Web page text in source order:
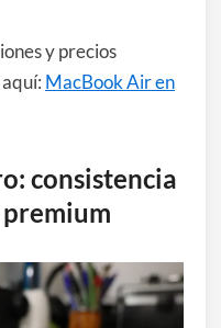
y precios
MacBook Air en
consistencia